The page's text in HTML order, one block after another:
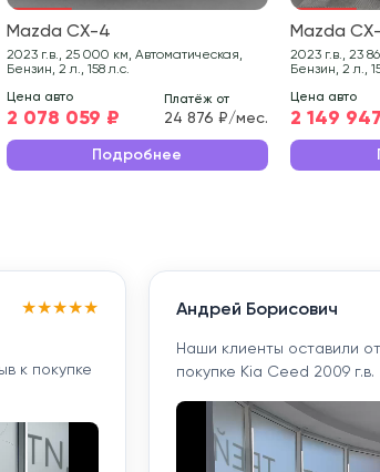
Mazda CX-4
2023 г.в., 25 000 км, Автоматическая,
Бензин, 2 л., 158 л.с.
Цена авто
2 078 059 ₽
Платёж от
24 876 ₽/мес.
Подробнее
Mazda
2023 г.в., 23 862 км, Автоматическая,
Бензин, 2 л.,
Цена авто
2 149
★★★★★
к покупке
Андрей Борисович
Наши клиенты оставили
покупке Kia Ceed 2009 г.в.